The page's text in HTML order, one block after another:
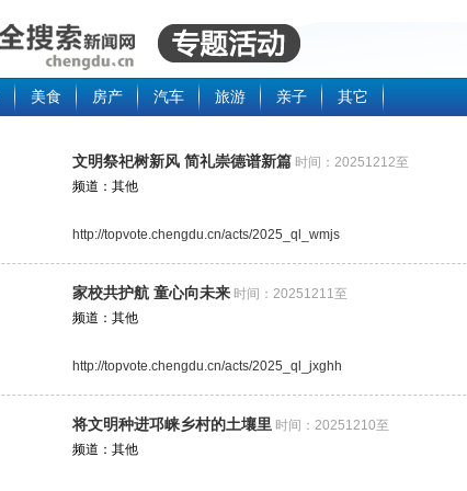
美食 房产 汽车 旅游 亲子 其它
文明祭祀树新风 简礼崇德谱新篇 时间：20251212至
频道：其他
http://topvote.chengdu.cn/acts/2025_ql_wmjs
家校共护航 童心向未来 时间：20251211至
频道：其他
http://topvote.chengdu.cn/acts/2025_ql_jxghh
将文明种进邛崃乡村的土壤里 时间：20251210至
频道：其他